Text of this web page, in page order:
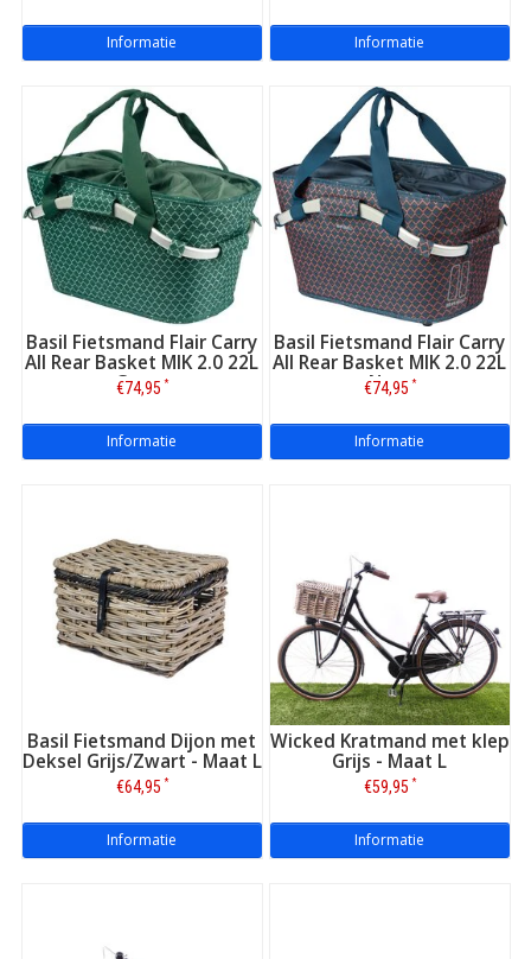
Informatie Informatie
Basil Fietsmand Flair Carry
All Rear Basket MIK 2.0 22L
Groen
€74,95 *
Informatie
Basil Fietsmand Flair Carry
All Rear Basket MIK 2.0 22L
Navy
€74,95 *
Informatie
Basil Fietsmand Dijon met
Deksel Grijs/Zwart - Maat L
€64,95 *
Informatie
Wicked Kratmand met klep
Grijs - Maat L
€59,95 *
Informatie